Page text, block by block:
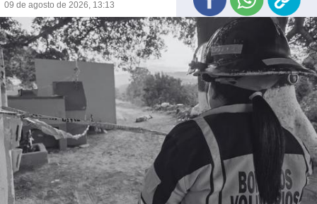
09 de agosto de 2026, 13:13